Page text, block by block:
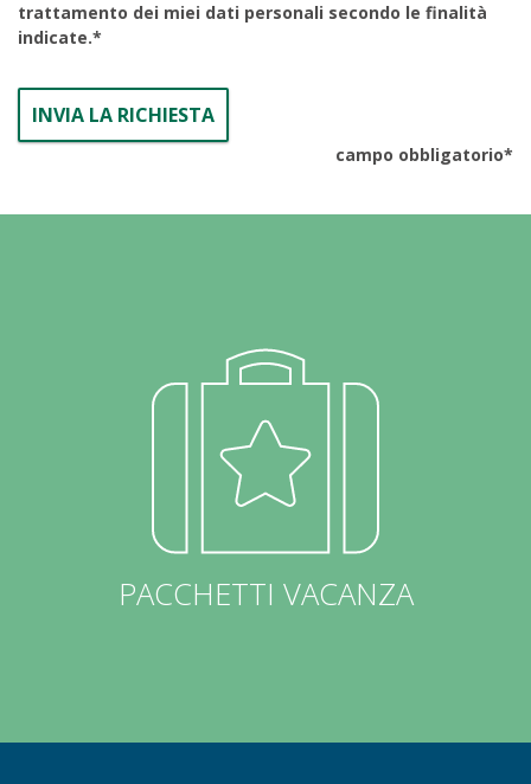
trattamento dei miei dati personali secondo le finalità
indicate.
campo obbligatorio
PACCHETTI VACANZA